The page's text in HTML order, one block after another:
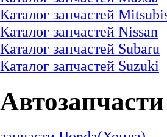
Каталог запчастей
Каталог запчастей Nissan
Каталог запчастей Subaru
Каталог запчастей Suzuki
Автозапчасти